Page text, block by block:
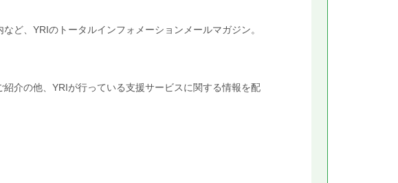
ど、YRIのトータルインフォメーションメールマガジン。
介の他、YRIが行っている支援サービスに関する情報を配